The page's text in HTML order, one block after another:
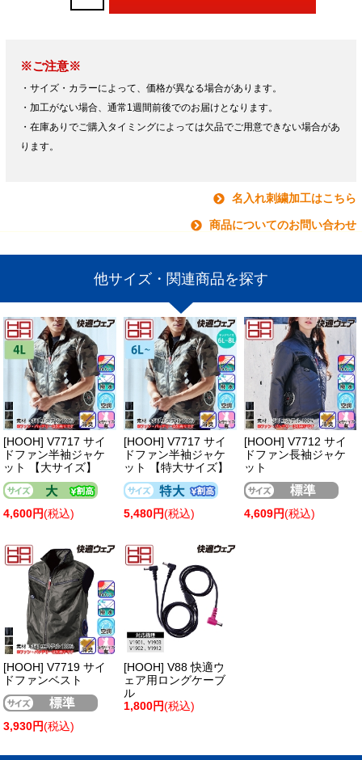
※ご注意※
・サイズ・カラーによって、価格が異なる場合があります。
・加工がない場合、通常1週間前後でのお届けとなります。
・在庫ありでご購入タイミングによっては欠品でご用意できない場合があ
ります。
名入れ刺繍加工はこちら
商品についてのお問い合わせ
他サイズ・関連商品を探す
[HOOH] V7717 サイ
ドファン半袖ジャケ
ット 【大サイズ】
4,600円(税込)
[HOOH] V7717 サイ
ドファン半袖ジャケ
ット 【特大サイズ】
5,480円(税込)
[HOOH] V7712 サイ
ドファン長袖ジャケ
ット
4,609円(税込)
[HOOH] V7719 サイ
ドファンベスト
3,930円(税込)
[HOOH] V88 快適ウ
ェア用ロングケーブ
ル
1,800円(税込)